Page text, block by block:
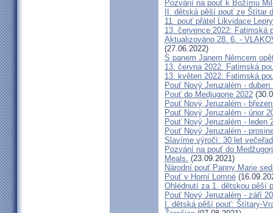
Pozvání na pouť k Božímu
II. dětská pěší pouť ze Štítar
11. pouť přátel Likvidace Lepry
13. července 2022: Fatimská
Aktualizováno 28. 6. -
(27.06.2022)
S panem Janem Němcem
13. června 2022: Fatimská
13. květen 2022: Fatimská
Pouť Nový Jeruzalém - duben
Pouť do Medjugorje 2022
Pouť Nový Jeruzalém -
Pouť Nový Jeruzalém - únor
Pouť Nový Jeruzalém - leden
Pouť Nový Jeruzalém -
Slavíme výročí: 30 let
Pozvání na pouť do
Meals. (23.09.2021)
Národní pouť Panny Marie
Pouť v Horní Lomné
Ohlédnutí za 1. dětskou pěší
Pouť Nový Jeruzalém - září
I. dětská pěší pouť: Štítary-